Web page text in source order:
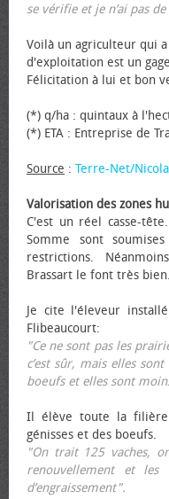
se vérifie et je n’ai pas
Voilà un agriculteur qui
d'exploitation est un
Félicitation à lui et bon
(*) q/ha : quintaux à
(*) ETA : Entreprise de
Source : Terre-Net/
Valorisation des zones
C'est un réel casse-
Somme sont
restrictions.
Brassart le font très bien.
Je cite l'éleveur
Flibeaucourt:
"Ce ne sont pas les
c’est sûr, mais elles
bœufs et elles sont moins
Il élève toute la filière
génisses et des bœufs.
"On trait 125 vaches,
renouvellement et
d’engraissement".